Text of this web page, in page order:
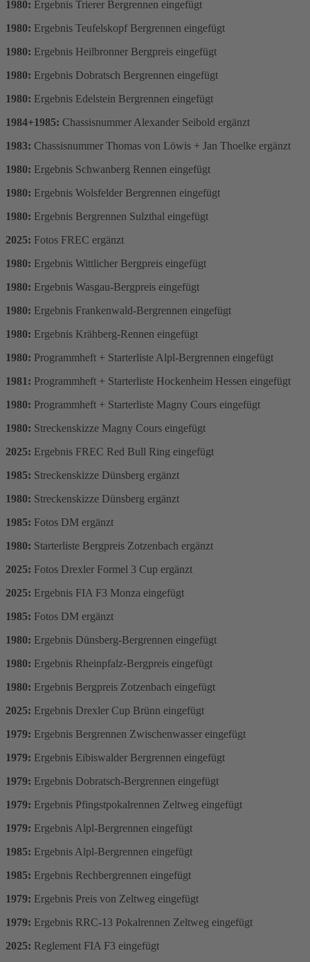
1980: Ergebnis Trierer Bergrennen eingefügt
1980: Ergebnis Teufelskopf Bergrennen eingefügt
1980: Ergebnis Heilbronner Bergpreis eingefügt
1980: Ergebnis Dobratsch Bergrennen eingefügt
1980: Ergebnis Edelstein Bergrennen eingefügt
1984+1985: Chassisnummer Alexander Seibold ergänzt
1983: Chassisnummer Thomas von Löwis + Jan Thoelke ergänzt
1980: Ergebnis Schwanberg Rennen eingefügt
1980: Ergebnis Wolsfelder Bergrennen eingefügt
1980: Ergebnis Bergrennen Sulzthal eingefügt
2025: Fotos FREC ergänzt
1980: Ergebnis Wittlicher Bergpreis eingefügt
1980: Ergebnis Wasgau-Bergpreis eingefügt
1980: Ergebnis Frankenwald-Bergrennen eingefügt
1980: Ergebnis Krähberg-Rennen eingefügt
1980: Programmheft + Starterliste Alpl-Bergrennen eingefügt
1981: Programmheft + Starterliste Hockenheim Hessen eingefügt
1980: Programmheft + Starterliste Magny Cours eingefügt
1980: Streckenskizze Magny Cours eingefügt
2025: Ergebnis FREC Red Bull Ring eingefügt
1985: Streckenskizze Dünsberg ergänzt
1980: Streckenskizze Dünsberg ergänzt
1985: Fotos DM ergänzt
1980: Starterliste Bergpreis Zotzenbach ergänzt
2025: Fotos Drexler Formel 3 Cup ergänzt
2025: Ergebnis FIA F3 Monza eingefügt
1985: Fotos DM ergänzt
1980: Ergebnis Dünsberg-Bergrennen eingefügt
1980: Ergebnis Rheinpfalz-Bergpreis eingefügt
1980: Ergebnis Bergpreis Zotzenbach eingefügt
2025: Ergebnis Drexler Cup Brünn eingefügt
1979: Ergebnis Bergrennen Zwischenwasser eingefügt
1979: Ergebnis Eibiswalder Bergrennen eingefügt
1979: Ergebnis Dobratsch-Bergrennen eingefügt
1979: Ergebnis Pfingstpokalrennen Zeltweg eingefügt
1979: Ergebnis Alpl-Bergrennen eingefügt
1985: Ergebnis Alpl-Bergrennen eingefügt
1985: Ergebnis Rechbergrennen eingefügt
1979: Ergebnis Preis von Zeltweg eingefügt
1979: Ergebnis RRC-13 Pokalrennen Zeltweg eingefügt
2025: Reglement FIA F3 eingefügt